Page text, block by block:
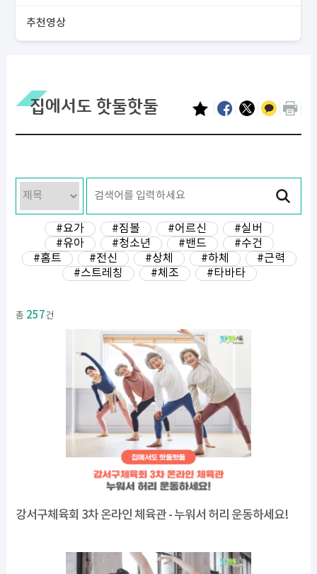
추천영상
집에서도 핫둘핫둘
#요가 #짐볼 #어르신
#실버
#유아
#청소년 #밴드
#수건
#홈트
#전신 #상체 #하체
#근력
#스트레칭
#체조 #타바타
총 257건
강서구체육회 3차 온라인 체육관 - 누워서 허리 운동하세요!